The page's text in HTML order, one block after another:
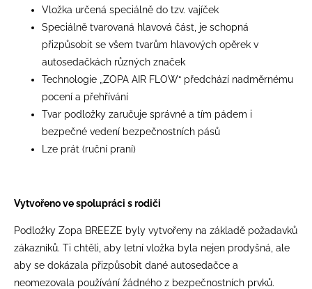
Vložka určená speciálně do tzv. vajíček
Speciálně tvarovaná hlavová část, je schopná
přizpůsobit se všem tvarům hlavových opěrek v
autosedačkách různých značek
Technologie „ZOPA AIR FLOW“ předchází nadměrnému
pocení a přehřívání
Tvar podložky zaručuje správné a tím pádem i
bezpečné vedení bezpečnostních pásů
Lze prát (ruční praní)
Vytvořeno ve spolupráci s rodiči
Podložky Zopa BREEZE byly vytvořeny na základě požadavků
zákazníků. Ti chtěli, aby letní vložka byla nejen prodyšná, ale
aby se dokázala přizpůsobit dané autosedačce a
neomezovala používání žádného z bezpečnostních prvků.